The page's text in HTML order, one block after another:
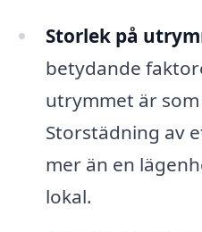
Storlek på
betydande
utrymmet är som
Storstädning av
mer än en
lokal.